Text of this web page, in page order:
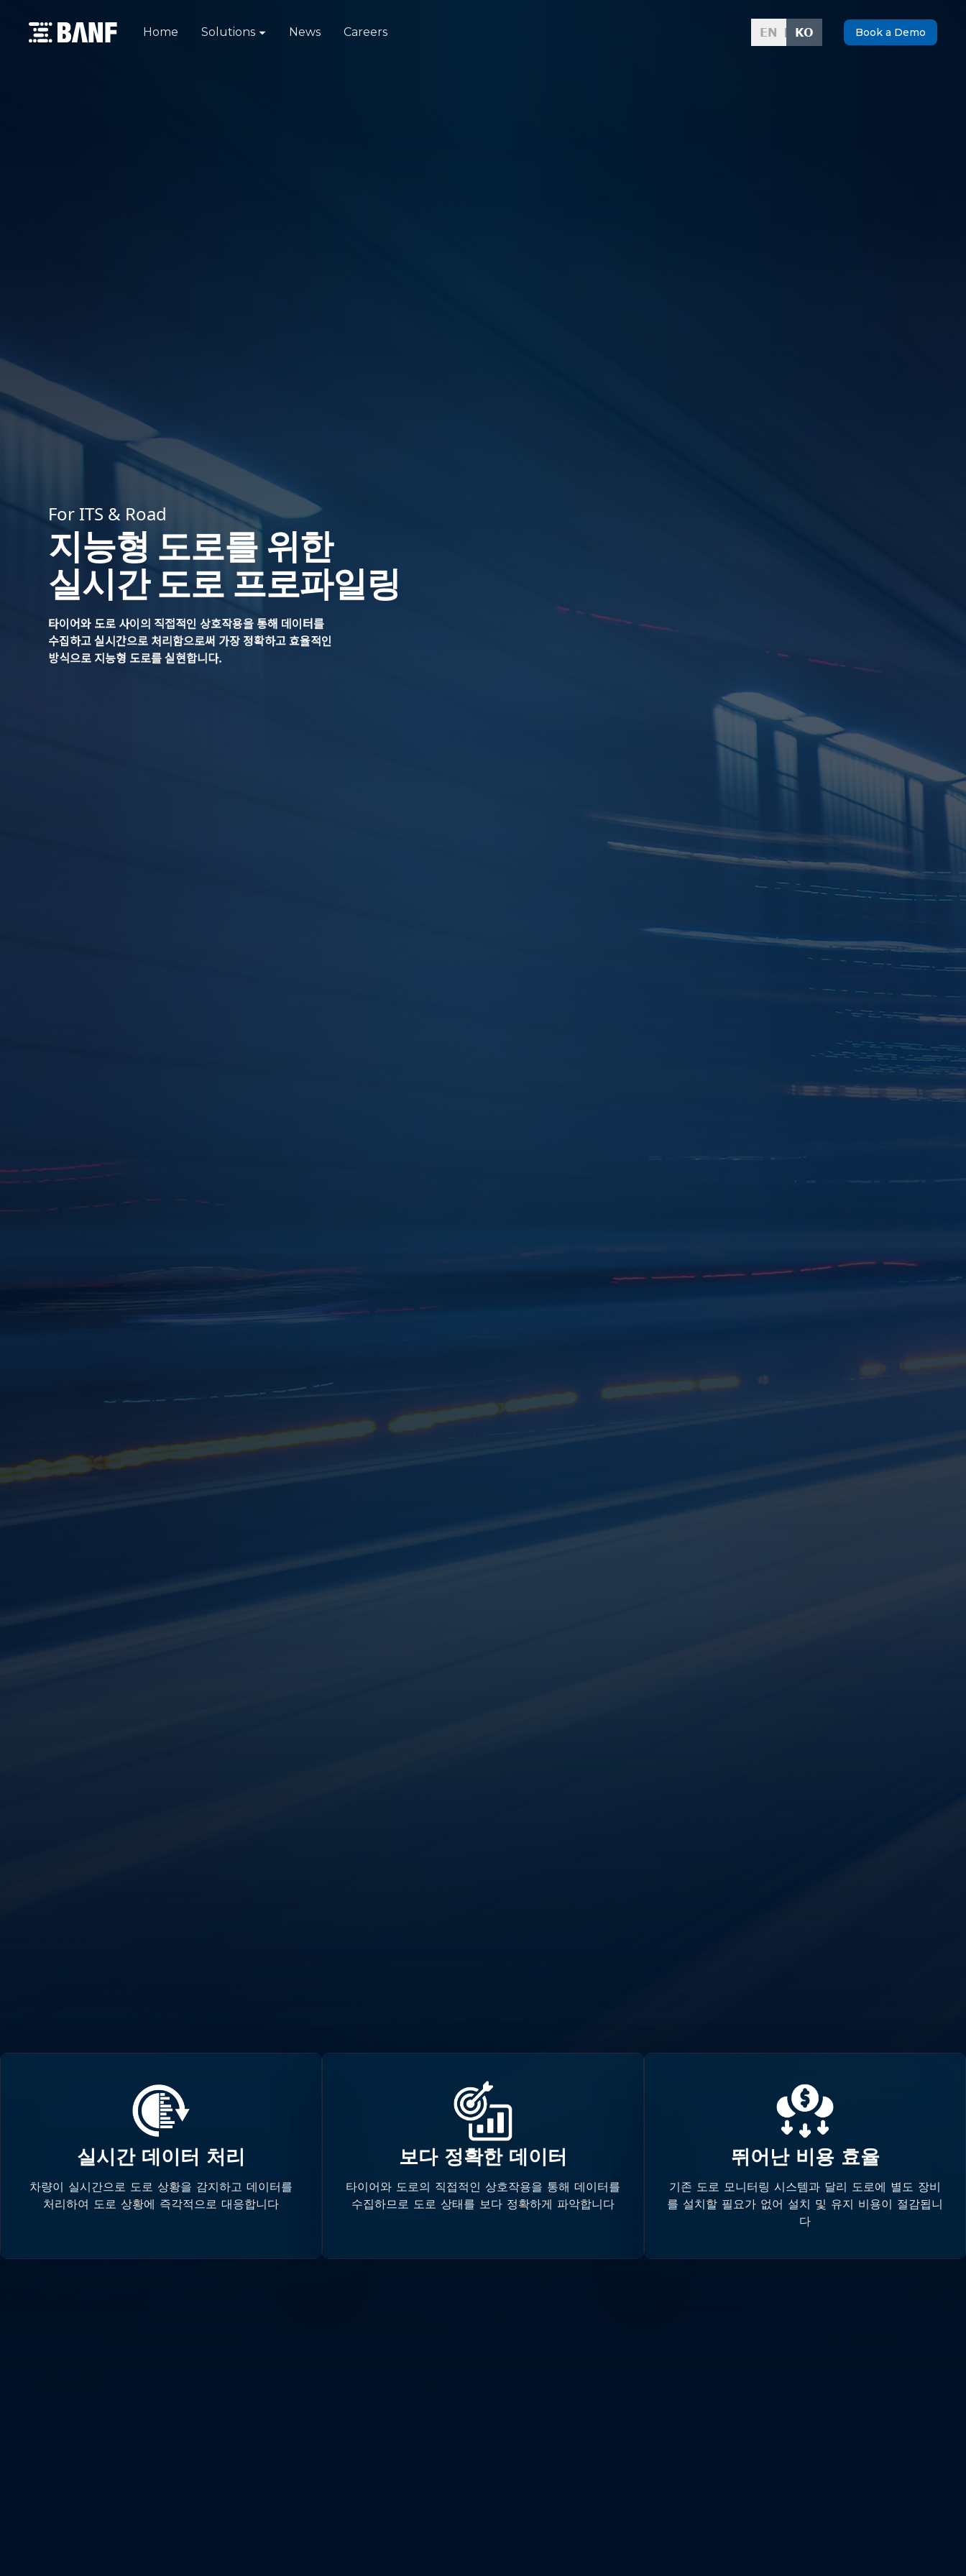
Home Solutions News Careers EN KO Book a Demo
For ITS & Road
지능형 도로를 위한
실시간 도로 프로파일링
타이어와 도로 사이의 직접적인 상호작용을 통해 데이터를
수집하고 실시간으로 처리함으로써 가장 정확하고 효율적인
방식으로 지능형 도로를 실현합니다.
실시간 데이터 처리
차량이 실시간으로 도로 상황을 감지하고 데이터를
처리하여 도로 상황에 즉각적으로 대응합니다
보다 정확한 데이터
타이어와 도로의 직접적인 상호작용을 통해 데이터를
수집하므로 도로 상태를 보다 정확하게 파악합니다
뛰어난 비용 효율
기존 도로 모니터링 시스템과 달리 도로에 별도 장비
를 설치할 필요가 없어 설치 및 유지 비용이 절감됩니
다